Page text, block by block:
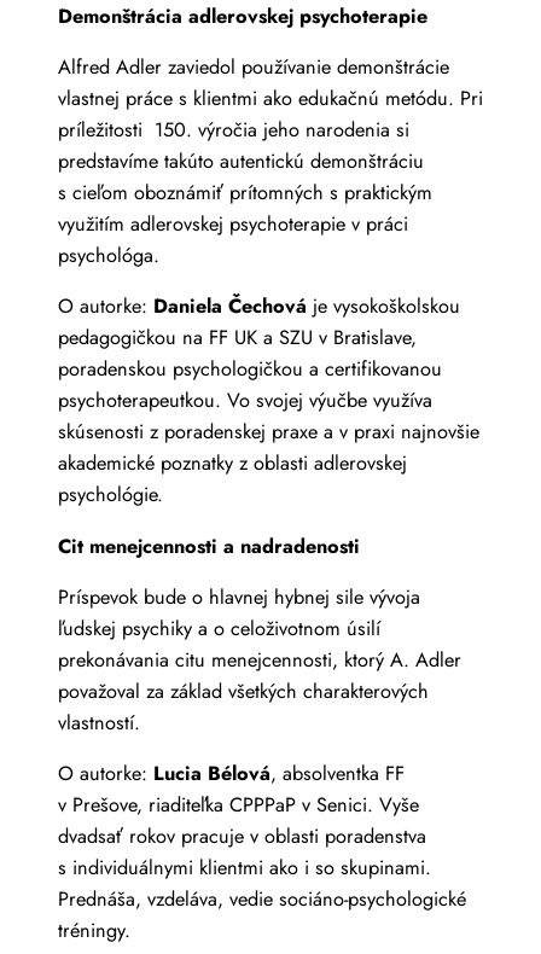
Demonštrácia adlerovskej psychoterapie
Alfred Adler zaviedol používanie demonštrácie
vlastnej práce s klientmi ako edukačnú metódu. Pri
príležitosti 150. výročia jeho narodenia si
predstavíme takúto autentickú demonštráciu
s cieľom oboznámiť prítomných s praktickým
využitím adlerovskej psychoterapie v práci
psychológa.
O autorke: Daniela Čechová je vysokoškolskou
pedagogičkou na FF UK a SZU v Bratislave,
poradenskou psychologičkou a certifikovanou
psychoterapeutkou. Vo svojej výučbe využíva
skúsenosti z poradenskej praxe a v praxi najnovšie
akademické poznatky z oblasti adlerovskej
psychológie.
Cit menejcennosti a nadradenosti
Príspevok bude o hlavnej hybnej sile vývoja
ľudskej psychiky a o celoživotnom úsilí
prekonávania citu menejcennosti, ktorý A. Adler
považoval za základ všetkých charakterových
vlastností.
O autorke: Lucia Bélová, absolventka FF
v Prešove, riaditeľka CPPPaP v Senici. Vyše
dvadsať rokov pracuje v oblasti poradenstva
s individuálnymi klientmi ako i so skupinami.
Prednáša, vzdeláva, vedie sociáno-psychologické
tréningy.